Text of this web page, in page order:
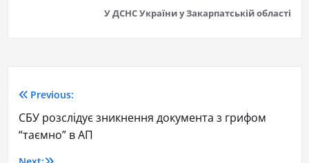
У ДСНС України у Закарпатській області
Previous:
СБУ розслідує зникнення документа з грифом
“таємно” в АП